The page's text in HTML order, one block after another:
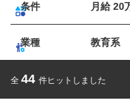
条件 月給 20
業種 教育系
全 44 件ヒットしました